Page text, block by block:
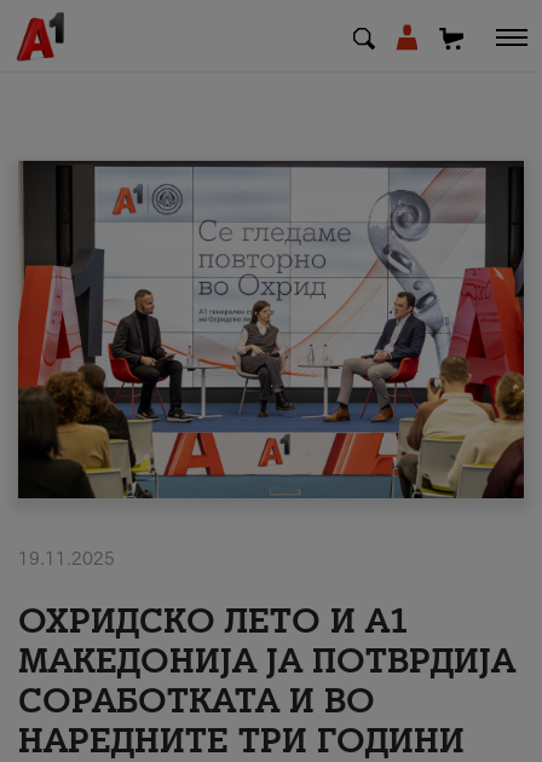
МК SQ
Приватни Деловни
Поддршка
Надополни кредит
#ПодобарОнлајн
19.11.2025
ОХРИДСКО ЛЕТО И A1
МАКЕДОНИЈА ЈА ПОТВРДИЈА
СОРАБОТКАТА И ВО
НАРЕДНИТЕ ТРИ ГОДИНИ